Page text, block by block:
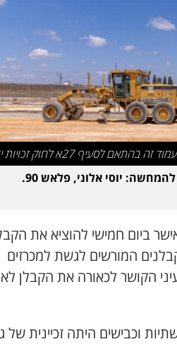
בהתאם לסעיף 27א לחוק זכויות יוצרים
עבודות לסלילת כביש (צילום ארכיון להמחשה: יוסי אלוני, פלאש 90.
ביום חמישי להוציא את
המורשים לגשת למכרזים
הקושר לכאורה את הקבלן
וכבישים היתה זכיינית של